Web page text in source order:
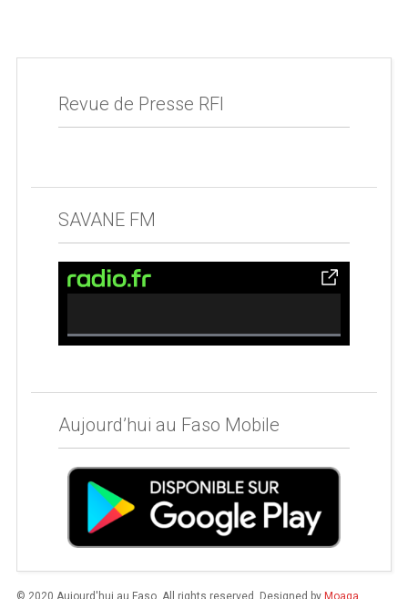
Revue de Presse RFI
SAVANE FM
0% Complete
Aujourd’hui au Faso Mobile
© 2020 Aujourd'hui au Faso. All rights reserved. Designed by Moaga